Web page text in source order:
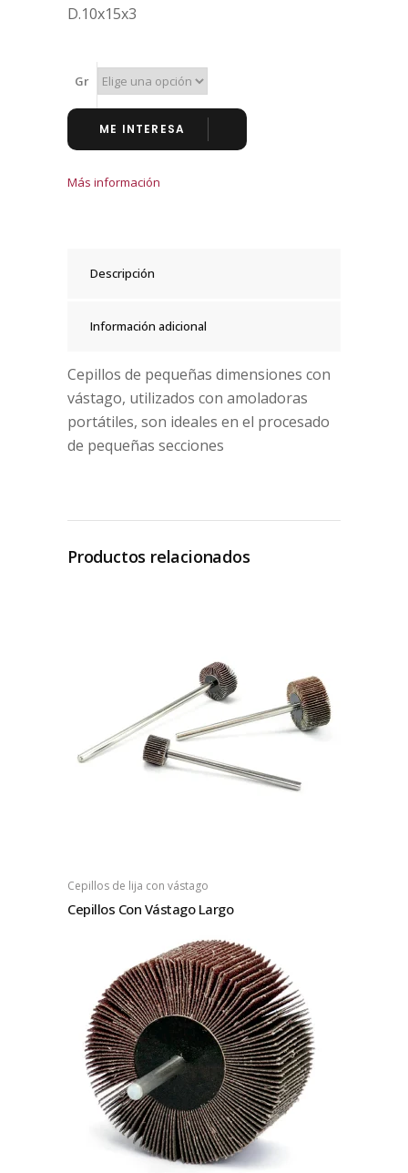
D.10x15x3
Gr
ME INTERESA
Más información
Descripción
Información adicional
Cepillos de pequeñas dimensiones con
vástago, utilizados con amoladoras
portátiles, son ideales en el procesado
de pequeñas secciones
Productos relacionados
Cepillos de lija con vástago
Cepillos Con Vástago Largo